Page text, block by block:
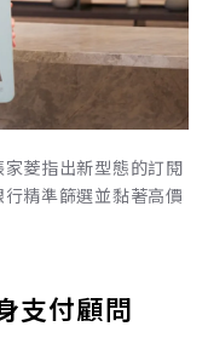
菱指出新型態的訂閱
精準篩選並黏著高價
支付顧問